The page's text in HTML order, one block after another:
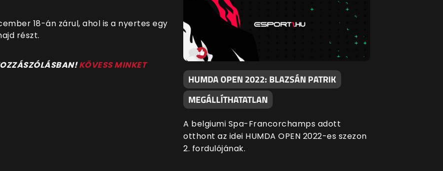
18-án zárul, ahol is a nyertes egy
részt.
KÖVESS MINKET
HUMDA OPEN 2022: BLAZSÁN PATRIK
MEGÁLLÍTHATATLAN
A belgiumi Spa-Francorchamps adott
otthont az idei HUMDA OPEN 2022-es szezon
2. fordulójának.